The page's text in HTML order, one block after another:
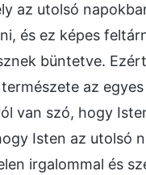
az utolsó
és ez képes
büntetve.
az
van szó, hogy
Isten az utolsó
irgalommal és